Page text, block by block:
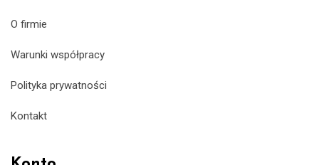
O firmie
Warunki współpracy
Polityka prywatności
Kontakt